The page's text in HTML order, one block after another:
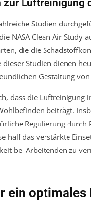
Luftreinigung
Studien
NASA Clean Air Study
die die
Studien dienen
Gestaltung
dass die
beiträgt.
Regulierung
half das verstärkte
bei Arbeitenden zu
ein optimales